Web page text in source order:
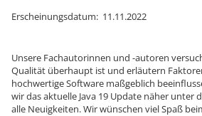
Erscheinungsdatum: 11.11.2022
Unsere Fachautorinnen und -autoren
Qualität überhaupt ist und erläutern
hochwertige Software maßgeblich
wir das aktuelle Java 19 Update näher unter
alle Neuigkeiten. Wir wünschen viel Spaß